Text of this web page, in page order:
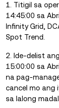
1. Titigil sa
14:45:00 sa
Infinity Grid,
Spot Trend.
2. Ide-delist
15:00:00 sa
na pag-
cancel mo ang
sa lalong